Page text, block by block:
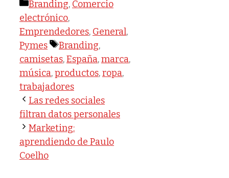
Categorías
Branding, Comercio
electrónico,
Emprendedores, General,
Pymes
Etiquetas
Branding,
camisetas,España,marca,
música,productos,ropa,
trabajadores
Las redes sociales
filtran datos personales
Marketing:
aprendiendo de Paulo
Coelho